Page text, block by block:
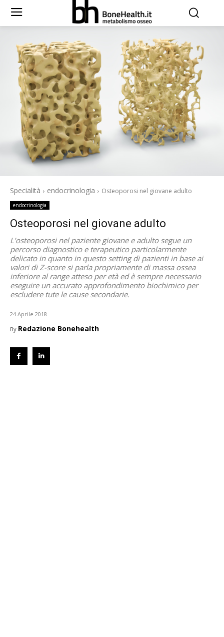
Specialità endocrinologia Osteoporosi nel giovane adulto
endocrinologia
Osteoporosi nel giovane adulto
L’osteoporosi nel paziente giovane e adulto segue un
percorso diagnostico e terapeutico particolarmente
delicato in quanto in questo setting di pazienti in base ai
valori di Z-score si parla propriamente di massa ossea
inferiore al range atteso per età ed è sempre necessario
eseguire un accurato approfondimento biochimico per
escludere tute le cause secondarie.
24 Aprile 2018
By Redazione Bonehealth